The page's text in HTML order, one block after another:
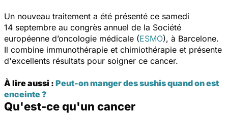
Un nouveau traitement a été présenté ce samedi
14 septembre au congrès annuel de la Société
européenne d’oncologie médicale (ESMO), à Barcelone.
Il combine immunothérapie et chimiothérapie et présente
d'excellents résultats pour soigner ce cancer.
À lire aussi : Peut-on manger des sushis quand on est
enceinte ?
Qu'est-ce qu'un cancer